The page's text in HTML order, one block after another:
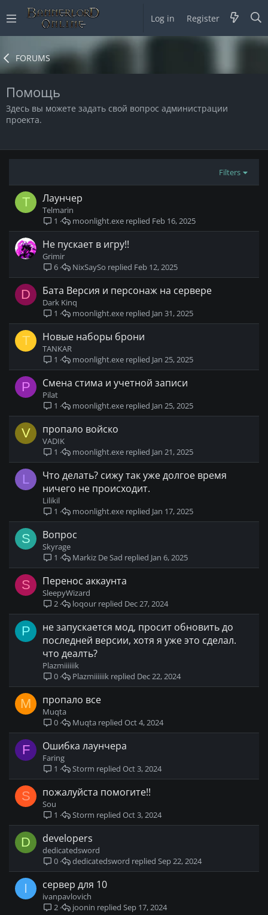
Log in Register
FORUMS
Помощь
Здесь вы можете задать свой вопрос администрации
проекта.
Filters
T Лаунчер
Telmarin
1
Feb 16, 2025
moonlight.exe
Не пускает в игру!!
Grimir
6
Feb 12, 2025
NixSaySo
D Бата Версия и персонаж на сервере
Dark Kinq
1
Jan 31, 2025
moonlight.exe
T Новые наборы брони
TANKAR
1
Jan 25, 2025
moonlight.exe
P Смена стима и учетной записи
Pilat
1
Jan 25, 2025
moonlight.exe
V пропало войско
VADIK
1
Jan 21, 2025
moonlight.exe
L
Что делать? сижу так уже долгое время
ничего не происходит.
Lilikil
1
Jan 17, 2025
moonlight.exe
S Вопрос
Skyrage
1
Jan 6, 2025
Markiz De Sad
S Перенос аккаунта
SleepyWizard
2
Dec 27, 2024
loqour
P
не запускается мод, просит обновить до
последней версии, хотя я уже это сделал.
что деалть?
Plazmiiiiiik
0
Dec 22, 2024
Plazmiiiiiik
M пропало все
Muqta
0
Oct 4, 2024
Muqta
F Ошибка лаунчера
Faring
1
Oct 3, 2024
Storm
S пожалуйста помогите!!
Sou
1
Oct 3, 2024
Storm
D developers
dedicatedsword
0
Sep 22, 2024
dedicatedsword
I сервер для 10
ivanpavlovich
2
Sep 17, 2024
joonin